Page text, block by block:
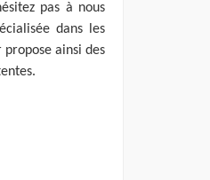
pas à nous
dans les
ainsi des